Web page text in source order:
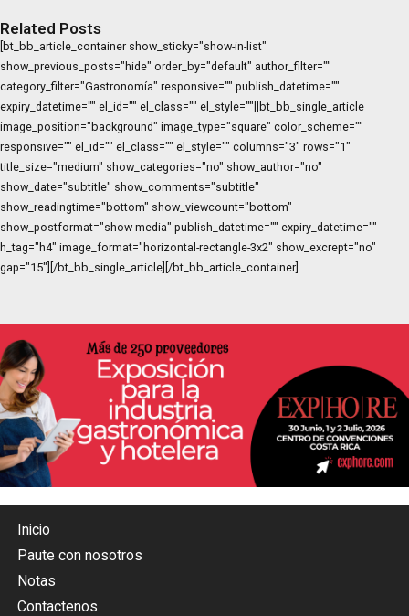
Related Posts
[bt_bb_article_container show_sticky="show-in-list"
show_previous_posts="hide" order_by="default" author_filter=""
category_filter="Gastronomía" responsive="" publish_datetime=""
expiry_datetime="" el_id="" el_class="" el_style=""][bt_bb_single_article
image_position="background" image_type="square" color_scheme=""
responsive="" el_id="" el_class="" el_style="" columns="3" rows="1"
title_size="medium" show_categories="no" show_author="no"
show_date="subtitle" show_comments="subtitle"
show_readingtime="bottom" show_viewcount="bottom"
show_postformat="show-media" publish_datetime="" expiry_datetime=""
h_tag="h4" image_format="horizontal-rectangle-3x2" show_excrept="no"
gap="15"][/bt_bb_single_article][/bt_bb_article_container]
Inicio
Paute con nosotros
Notas
Contactenos